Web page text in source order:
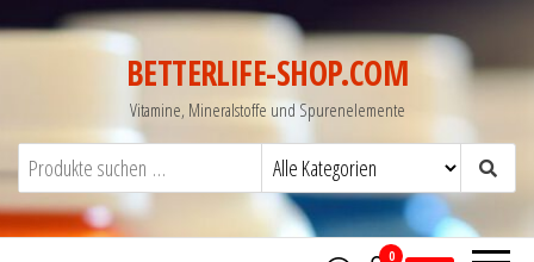
BETTERLIFE-SHOP.COM
Vitamine, Mineralstoffe und Spurenelemente
0